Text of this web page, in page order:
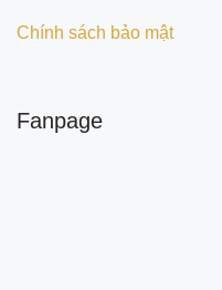
Chính sách bảo mật
Fanpage